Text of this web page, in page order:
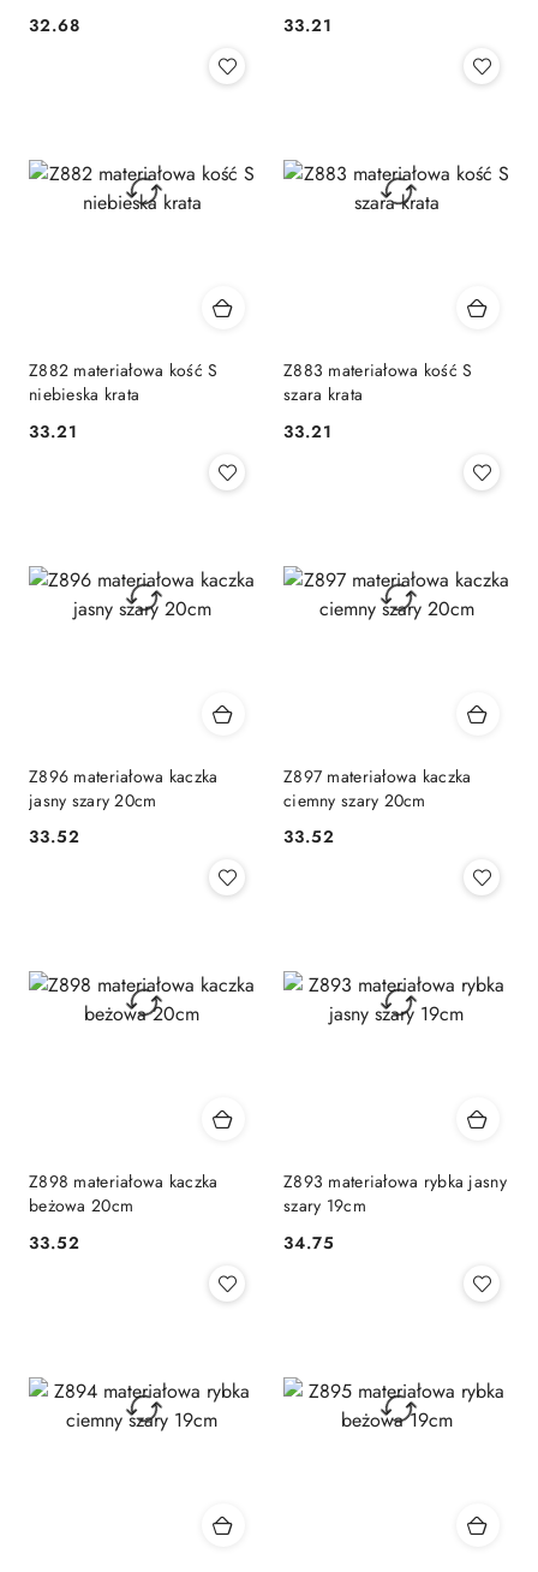
Cena:
32.68 Cena:
33.21
Z882 materiałowa kość S
niebieska krata
Cena:
33.21
Z883 materiałowa kość S
szara krata
Cena:
33.21
Z896 materiałowa kaczka
jasny szary 20cm
Cena:
33.52
Z897 materiałowa kaczka
ciemny szary 20cm
Cena:
33.52
Z898 materiałowa kaczka
beżowa 20cm
Cena:
33.52
Z893 materiałowa rybka jasny
szary 19cm
Cena:
34.75